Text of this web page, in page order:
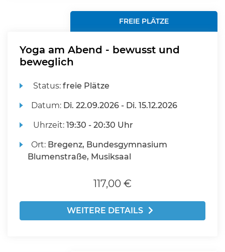
FREIE PLÄTZE
Yoga am Abend - bewusst und
beweglich
Status:freie Plätze
Datum: Di. 22.09.2026 - Di. 15.12.2026
Uhrzeit:19:30 - 20:30 Uhr
Ort: Bregenz, Bundesgymnasium
Blumenstraße, Musiksaal
117,00 €
WEITERE DETAILS